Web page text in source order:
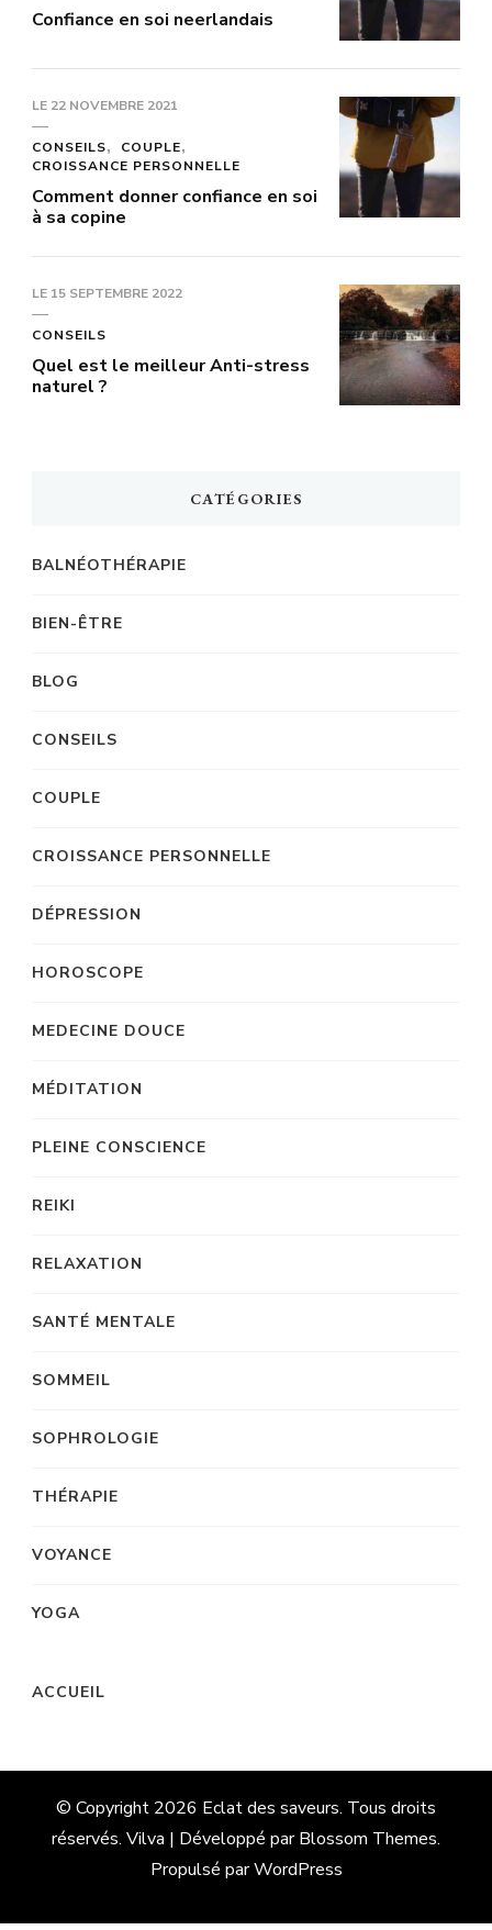
Confiance en soi neerlandais
LE 22 NOVEMBRE 2021
CONSEILS
COUPLE
CROISSANCE PERSONNELLE
Comment donner confiance en soi
à sa copine
LE 15 SEPTEMBRE 2022
CONSEILS
Quel est le meilleur Anti-stress
naturel ?
CATÉGORIES
BALNÉOTHÉRAPIE
BIEN-ÊTRE
BLOG
CONSEILS
COUPLE
CROISSANCE PERSONNELLE
DÉPRESSION
HOROSCOPE
MEDECINE DOUCE
MÉDITATION
PLEINE CONSCIENCE
REIKI
RELAXATION
SANTÉ MENTALE
SOMMEIL
SOPHROLOGIE
THÉRAPIE
VOYANCE
YOGA
ACCUEIL
© Copyright 2026 Eclat des saveurs. Tous droits
réservés. Vilva | Développé parBlossom Themes.
Propulsé parWordPress